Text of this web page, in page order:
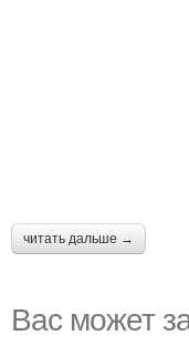
читать дальше →
Вас может